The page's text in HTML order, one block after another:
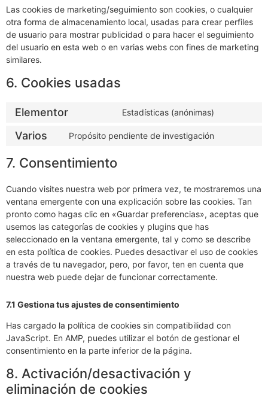
Las cookies de marketing/seguimiento son cookies, o cualquier
otra forma de almacenamiento local, usadas para crear perfiles
de usuario para mostrar publicidad o para hacer el seguimiento
del usuario en esta web o en varias webs con fines de marketing
similares.
6. Cookies usadas
Elementor Estadísticas (anónimas)
Varios Propósito pendiente de investigación
7. Consentimiento
Cuando visites nuestra web por primera vez, te mostraremos una
ventana emergente con una explicación sobre las cookies. Tan
pronto como hagas clic en «Guardar preferencias», aceptas que
usemos las categorías de cookies y plugins que has
seleccionado en la ventana emergente, tal y como se describe
en esta política de cookies. Puedes desactivar el uso de cookies
a través de tu navegador, pero, por favor, ten en cuenta que
nuestra web puede dejar de funcionar correctamente.
7.1 Gestiona tus ajustes de consentimiento
Has cargado la política de cookies sin compatibilidad con
JavaScript. En AMP, puedes utilizar el botón de gestionar el
consentimiento en la parte inferior de la página.
8. Activación/desactivación y
eliminación de cookies